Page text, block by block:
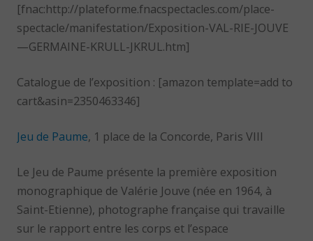
[fnac:http://plateforme.fnacspectacles.com/place-
spectacle/manifestation/Exposition-VAL-RIE-JOUVE
—GERMAINE-KRULL-JKRUL.htm]
Catalogue de l’exposition : [amazon template=add to
cart&asin=2350463346]
Jeu de Paume, 1 place de la Concorde, Paris VIII
Le Jeu de Paume présente la première exposition
monographique de Valérie Jouve (née en 1964, à
Saint-Etienne), photographe française qui travaille
sur le rapport entre les corps et l’espace